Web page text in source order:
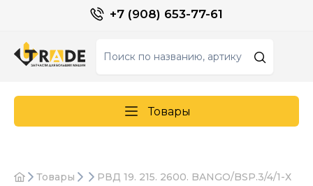
+7 (908) 653-77-61
Товары
Товары РВД 19. 215. 2600. BANGO/BSP.3/4/1-Х